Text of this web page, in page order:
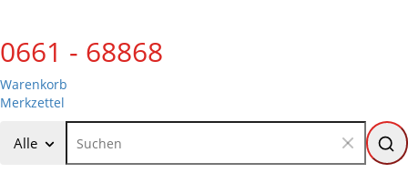
0661 - 68868
Warenkorb
Merkzettel
Alle